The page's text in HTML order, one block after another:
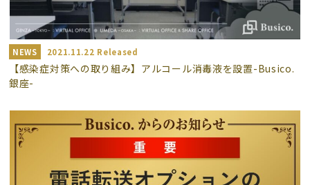
NEWS 2021.11.22 Released
【感染症対策への取り組み】アルコール消毒液を設置-Busico.
銀座-